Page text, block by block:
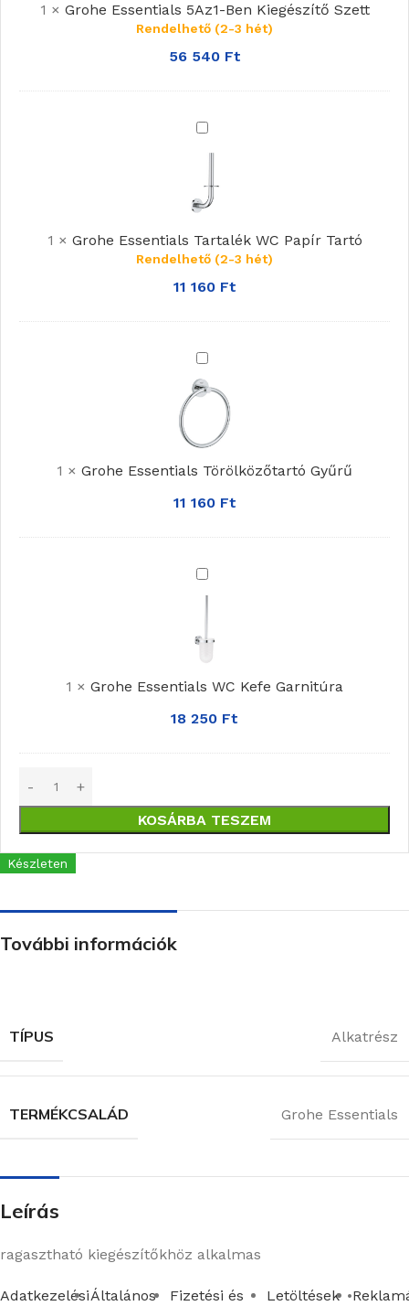
Szett
1 × Grohe Essentials 5Az1-Ben Kiegészítő Szett
Rendelhető (2-3 hét)
56 540 Ft
Grohe
Essentials
WC
Papír
Tartó
1 × Grohe Essentials Tartalék WC Papír Tartó
Rendelhető (2-3 hét)
11 160 Ft
Grohe
Essentials
Törölközőtartó
Gyűrű
1 × Grohe Essentials Törölközőtartó Gyűrű
11 160 Ft
Grohe
Essentials
Kefe
Garnitúra
1 × Grohe Essentials WC Kefe Garnitúra
18 250 Ft
KOSÁRBA TESZEM
Készleten
További információk
TÍPUS Alkatrész
TERMÉKCSALÁD Grohe Essentials
Leírás
ragasztható kiegészítőkhöz alkalmas
AdatkezelésiÁltalános Fizetési és Letöltések